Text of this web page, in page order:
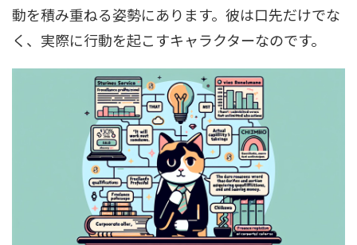
動を積み重ねる姿勢にあります。彼は口先だけでな
く、実際に行動を起こすキャラクターなのです。